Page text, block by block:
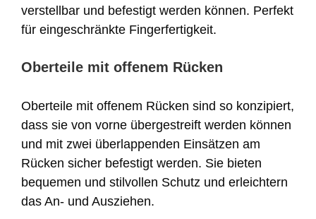
verstellbar und befestigt werden können. Perfekt
für eingeschränkte Fingerfertigkeit.
Oberteile mit offenem Rücken
Oberteile mit offenem Rücken sind so konzipiert,
dass sie von vorne übergestreift werden können
und mit zwei überlappenden Einsätzen am
Rücken sicher befestigt werden. Sie bieten
bequemen und stilvollen Schutz und erleichtern
das An- und Ausziehen.